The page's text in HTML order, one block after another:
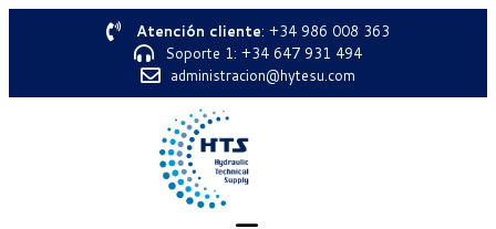
Atención cliente: +34 986 008 363
Soporte 1: +34 647 931 494
administracion@hytesu.com